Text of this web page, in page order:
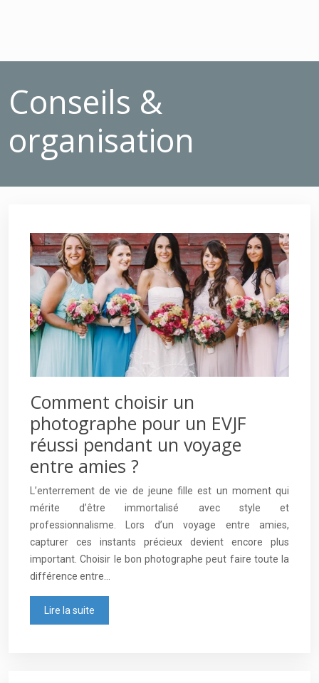
Conseils &
organisation
Comment choisir un
photographe pour un EVJF
réussi pendant un voyage
entre amies ?
L’enterrement de vie de jeune fille est un moment qui
mérite d’être immortalisé avec style et
professionnalisme. Lors d’un voyage entre amies,
capturer ces instants précieux devient encore plus
important. Choisir le bon photographe peut faire toute la
différence entre…
Lire la suite